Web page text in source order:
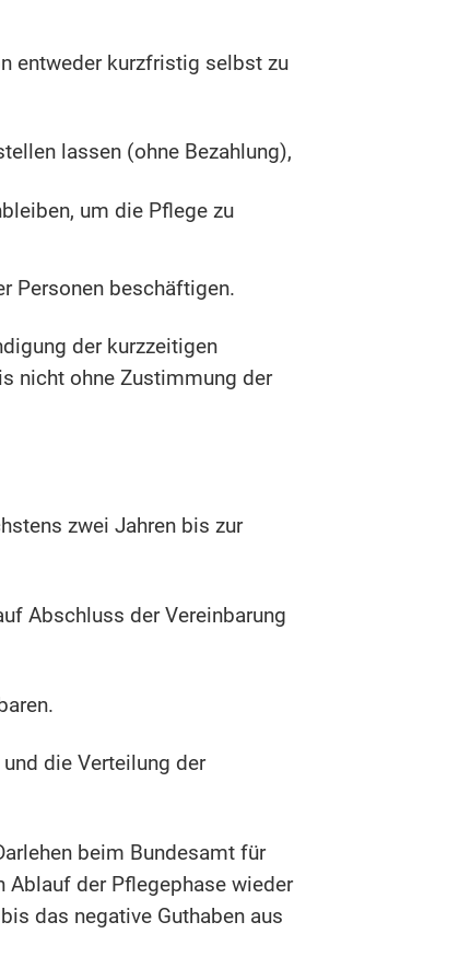
entweder kurzfristig selbst zu
lassen (ohne Bezahlung),
um die Pflege zu
Personen beschäftigen.
der kurzzeitigen
nicht ohne Zustimmung der
zwei Jahren bis zur
Abschluss der Vereinbarung
die Verteilung der
beim Bundesamt für
der Pflegephase wieder
das negative Guthaben aus